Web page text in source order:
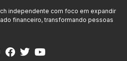
independente com foco em expandir
financeiro, transformando pessoas